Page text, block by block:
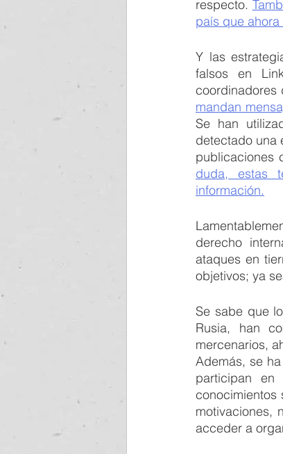
respecto.
país que
Y las
falsos en
coordinadores
mandan
Se han
detectado una
publicaciones
duda, estas
información.
derecho
ataques en
objetivos; ya
Se sabe que
Rusia, han
mercenarios,
Además, se
participan
conocimientos
motivaciones,
acceder a